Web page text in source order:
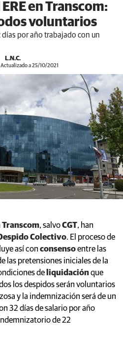
en Transcom:
voluntarios
días por año trabajado con un
L.N.C.
Actualizado a 25/10/2021
Transcom, salvoCGT, han
Colectivo. El proceso de
así con consensoentre las
las pretensiones iniciales de la
de liquidaciónque
los despidos serán voluntarios
y la indemnización será de un
32 días de salario por año
de 22